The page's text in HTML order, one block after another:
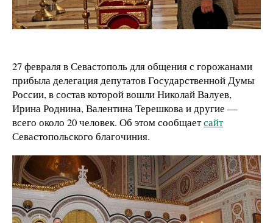
27 февраля в Севастополь для общения с горожанами
прибыла делегация депутатов Государственной Думы
России, в состав которой вошли Николай Валуев,
Ирина Роднина, Валентина Терешкова и другие —
всего около 20 человек. Об этом сообщаетсайт
Севастопольского благочиния.